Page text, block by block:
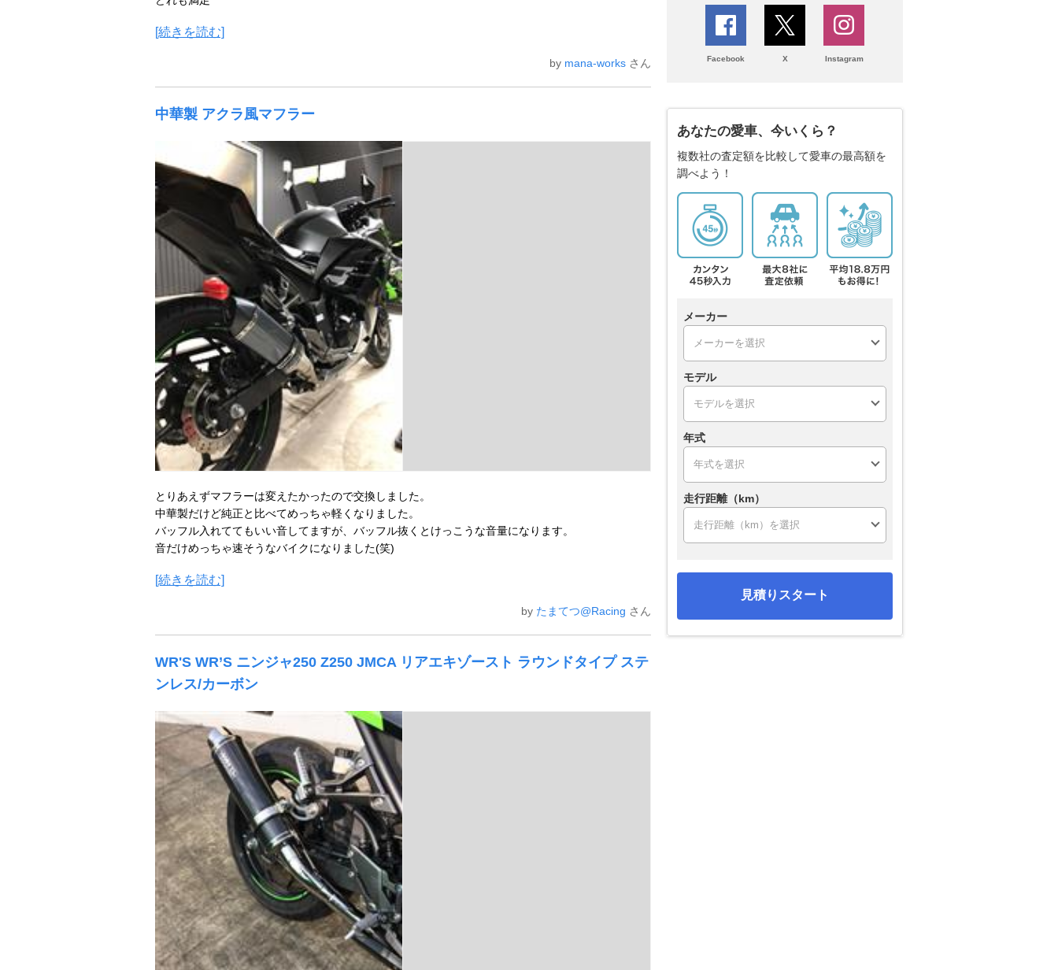
[続きを読む]
by mana-works さん
中華製 アクラ風マフラー
とりあえずマフラーは変えたかったので交換しました。
中華製だけど純正と比べてめっちゃ軽くなりました。
バッフル入れててもいい音してますが、バッフル抜くとけっこうな音量になります。
音だけめっちゃ速そうなバイクになりました(笑)
[続きを読む]
by たまてつ@Racing さん
WR'S WR’S ニンジャ250 Z250 JMCA リアエキゾースト ラウンドタイプ ステ
ンレス/カーボン
Facebook X Instagram
あなたの愛車、今いくら？
複数社の査定額を比較して愛車の最高額を
調べよう！
メーカー
モデル
年式
走行距離（km）
見積りスタート